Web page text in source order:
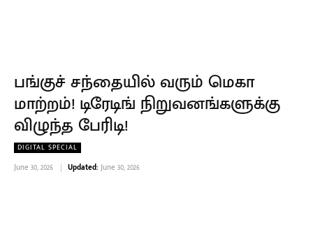
பங்குச் சந்தையில் வரும் மெகா
மாற்றம்! டிரேடிங் நிறுவனங்களுக்கு
விழுந்த பேரிடி!
DIGITAL SPECIAL
June 30, 2026 Updated: June 30, 2026